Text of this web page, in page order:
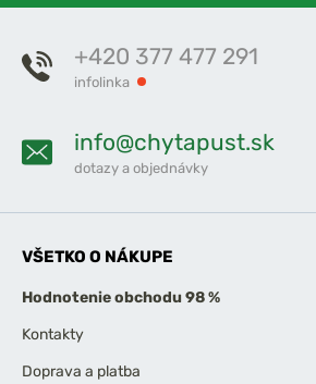
+420 377 477 291
infolinka
info@chytapust.sk
dotazy a objednávky
VŠETKO O NÁKUPE
Hodnotenie obchodu 98 %
Kontakty
Doprava a platba